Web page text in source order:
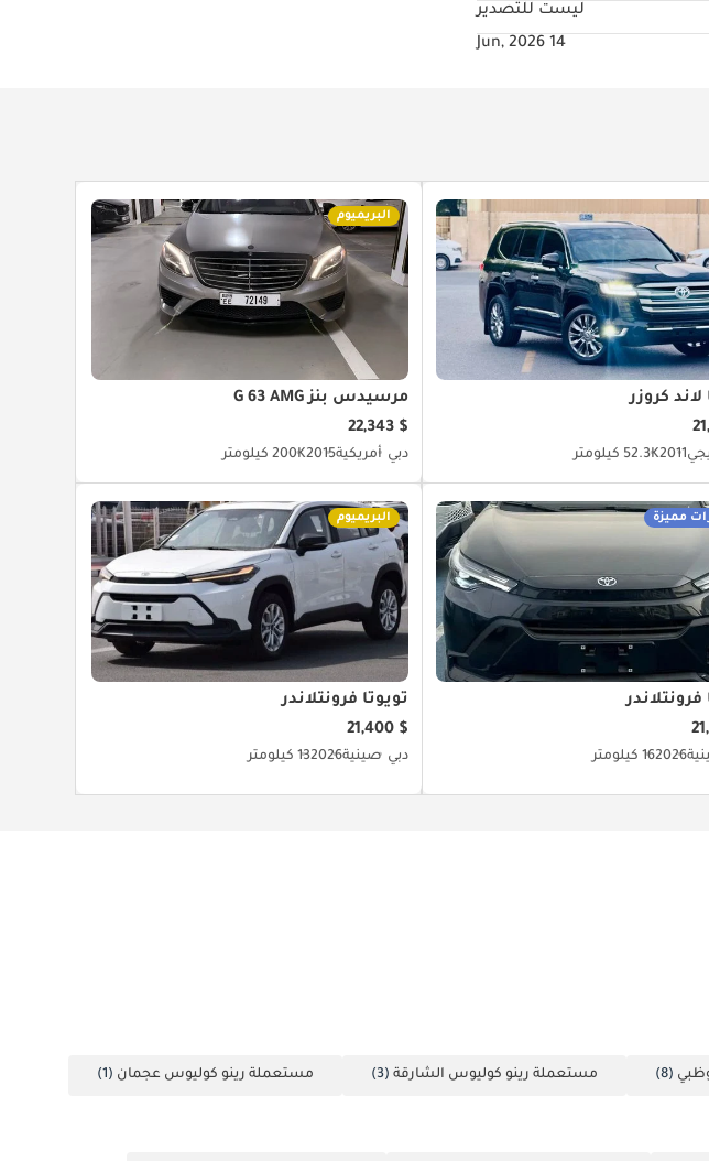
ليست للتصدير
14 Jun, 2026
لاند كروزر
201152.3K كيلومتر
البريميوم
مرسيدس بنز G 63 AMG
$ 22,343
دبي أمريكية2015200K كيلومتر
مميزة
فرونتلاندر
202616 كيلومتر
البريميوم
تويوتا فرونتلاندر
$ 21,400
دبي صينية202613 كيلومتر
(8) مستعملة رينو كوليوس الشارقة (3) مستعملة رينو كوليوس عجمان (1)